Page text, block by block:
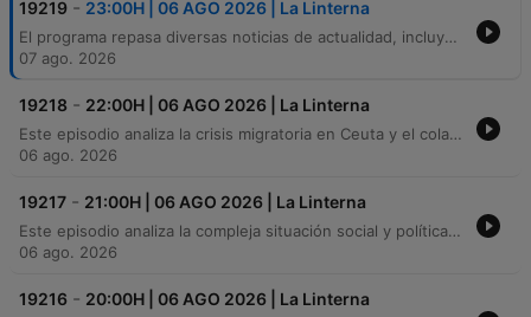
19219 - 23:00H | 06 AGO 2026 | La Linterna
El programa repasa diversas noticias de actualidad, incluyendo la crisis de menores no acompañados en Ceuta y las negociaciones diplomáticas entre Marruecos y España. También aborda temas internacionales como los avances en la paz entre Israel y Líbano, así como reportajes locales sobre el uso de móviles en niños y la recuperación de un kiosco histórico en Zamora. Asimismo, se analiza la saturación de los juzgados de violencia de género, la toma de posesión del nuevo presidente en Colombia y curiosidades deportivas sobre esquiadores profesionales.
07 ago. 2026
19218 - 22:00H | 06 AGO 2026 | La Linterna
Este episodio analiza la crisis migratoria en Ceuta y el colapso de los centros de acogida, subrayando la falta de recursos para atender a miles de menores. Se debate sobre la gestión del Gobierno ante las tensiones con Marruecos y la necesidad de una distribución solidaria entre las comunidades autónomas. Asimismo, se aborda la crisis institucional en España, el debilitamiento de la figura del Rey y los riesgos para la soberanía en Ceuta y Melilla. El debate incluye una crítica a la influencia de lobbies extranjeros y la postura de Europa frente a la gestión de las fronteras.
06 ago. 2026
19217 - 21:00H | 06 AGO 2026 | La Linterna
Este episodio analiza la compleja situación social y política en España, comenzando por las tensiones diplomáticas entre Marruecos y España respecto a la soberanía de Ceuta y el retorno de menores. Se profundiza en la crisis del sistema judicial ante el aumento de la violencia machista, destacando la falta de recursos, la sobrecarga de los juzgados y los fallos tecnológicos en los sistemas de vigilancia telemática que dejan desprotegidas a las víctimas. En el ámbito económico, se examina el crecimiento histórico del IBEX 35 y los motores de la economía española como el turismo y las energías renovables. El programa también aborda la volatilidad del mercado del petróleo debido a tensiones geopolíticas, el impacto de la inflación en el poder adquisitivo de las familias españolas y las nuevas ayudas para la movilidad sostenible.
06 ago. 2026
19216 - 20:00H | 06 AGO 2026 | La Linterna